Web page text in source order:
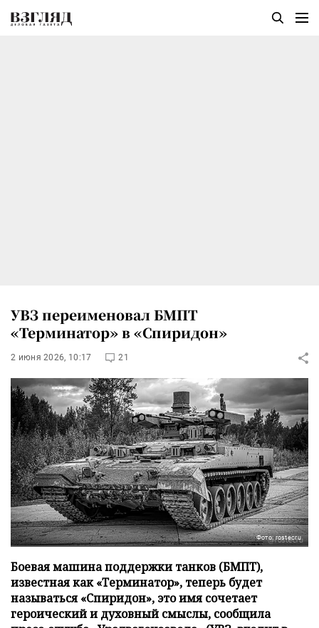
УВЗ переименовал БМПТ
«Терминатор» в «Спиридон»
2 июня 2026, 10:17 21
Фото: rostecru
Боевая машина поддержки танков (БМПТ),
известная как «Терминатор», теперь будет
называться «Спиридон», это имя сочетает
героический и духовный смыслы, сообщила